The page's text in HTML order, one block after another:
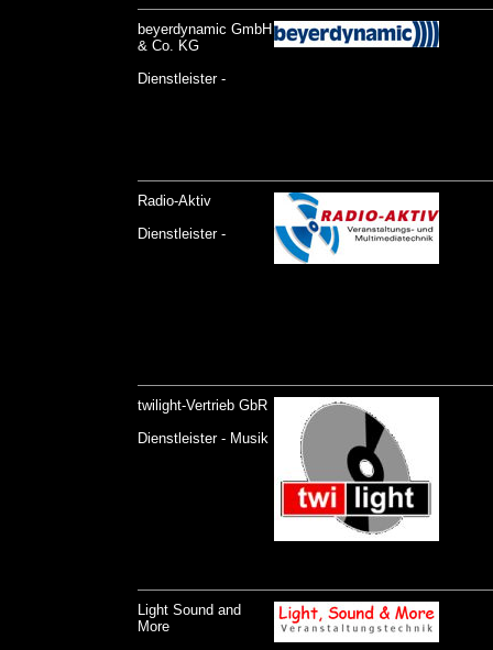
beyerdynamic GmbH
& Co. KG
Dienstleister -
Radio-Aktiv
Dienstleister -
twilight-Vertrieb GbR
Dienstleister - Musik
Light Sound and
More